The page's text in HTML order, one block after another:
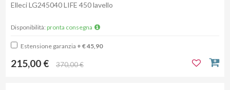
Elleci LG245040 LIFE 450 lavello
Disponibilità: pronta consegna
Estensione garanzia + € 45,90
215,00 € 370,00 €